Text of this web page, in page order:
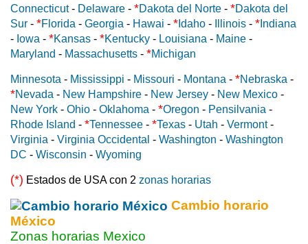
Connecticut- Delaware - *Dakota del Norte - *Dakota del
Sur - *Florida - Georgia - Hawai - * Idaho - Illinois - * Indiana
- Iowa - *Kansas - *Kentucky - Louisiana - Maine -
Maryland - Massachusetts - *Michigan
Minnesota - Mississippi - Missouri - Montana - *Nebraska -
*Nevada - New Hampshire - New Jersey - New Mexico -
New York - Ohio - Oklahoma - *Oregon - Pensilvania -
Rhode Island - *Tennessee - *Texas - Utah - Vermont-
Virginia - Virginia Occidental - Washington - Washington
DC - Wisconsin - Wyoming
(*) Estados de USA con 2 zonas horarias
Cambio horario
México
Zonas horarias Mexico